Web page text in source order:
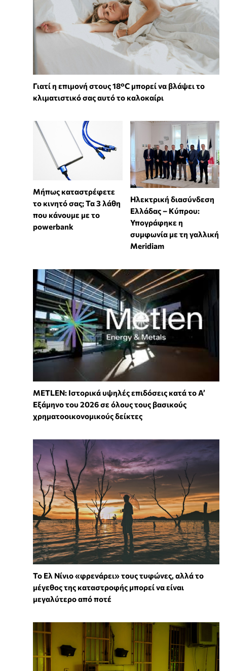
Γιατί η επιμονή στους 18°C μπορεί να βλάψει το
κλιματιστικό σας αυτό το καλοκαίρι
Μήπως καταστρέφετε
το κινητό σας; Τα 3 λάθη
που κάνουμε με το
powerbank
Ηλεκτρική διασύνδεση
Ελλάδας – Κύπρου:
Υπογράφηκε η
συμφωνία με τη γαλλική
Meridiam
METLEN: Ιστορικά υψηλές επιδόσεις κατά το Α’
Εξάμηνο του 2026 σε όλους τους βασικούς
χρηματοοικονομικούς δείκτες
Το Ελ Νίνιο «φρενάρει» τους τυφώνες, αλλά το
μέγεθος της καταστροφής μπορεί να είναι
μεγαλύτερο από ποτέ